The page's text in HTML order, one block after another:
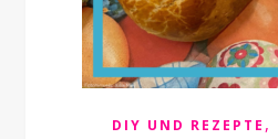
DIY UND REZEPTE ,